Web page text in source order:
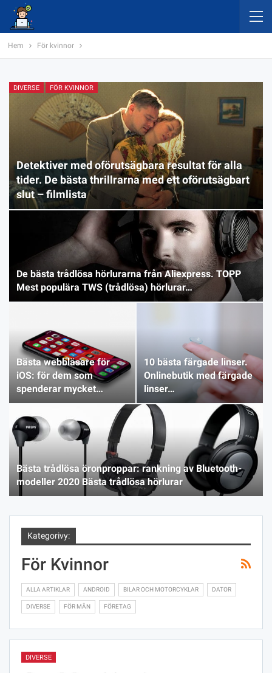
Hem För kvinnor
DIVERSE FÖR KVINNOR
Detektiver med oförutsägbara resultat för alla
tider. De bästa thrillrarna med ett oförutsägbart
slut – filmlista
De bästa trådlösa hörlurarna från Aliexpress. TOPP
Mest populära TWS (trådlösa) hörlurar…
Bästa webbläsare för
iOS: för dem som
spenderar mycket…
10 bästa färgade linser.
Onlinebutik med färgade
linser…
Bästa trådlösa öronproppar: rankning av Bluetooth-
modeller 2020 Bästa trådlösa hörlurar
Kategorivy:
För Kvinnor
ALLA ARTIKLAR ANDROID BILAR OCH MOTORCYKLAR DATOR
DIVERSE FÖR MÄN FÖRETAG
DIVERSE